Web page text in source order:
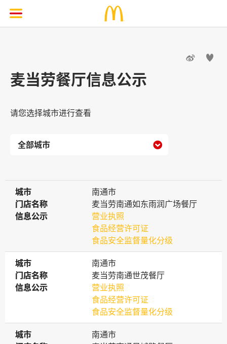
 
麦当劳餐厅信息公示
请您选择城市进行查看

城市
城市
南通市
门店名称
门店名称
麦当劳南通如东雨润广场餐厅
信息公示
信息公示
营业执照
食品经营许可证
食品安全监督量化分级
城市
城市
南通市
门店名称
门店名称
麦当劳南通世茂餐厅
信息公示
信息公示
营业执照
食品经营许可证
食品安全监督量化分级
城市
城市
南通市